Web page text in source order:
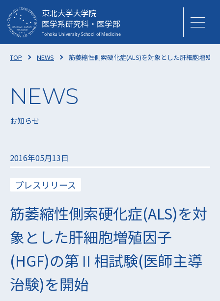
東北大学大学院
医学系研究科・医学部
TOP NEWS 筋萎縮性側索硬化症(ALS)を対象とした肝細胞増殖
お知らせ
2016年05月13日
プレスリリース
筋萎縮性側索硬化症(ALS)を対
象とした肝細胞増殖因子
(HGF)の第Ⅱ相試験(医師主導
治験)を開始